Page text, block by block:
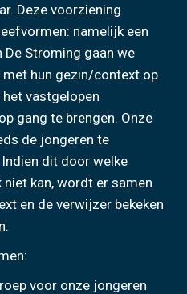
Deze voorziening
namelijk een
De Stroming gaan we
hun gezin/context op
vastgelopen
gang te brengen. Onze
de jongeren te
dit door welke
kan, wordt er samen
en de verwijzer bekeken
voor onze jongeren